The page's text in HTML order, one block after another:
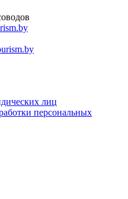
лиц
персональных